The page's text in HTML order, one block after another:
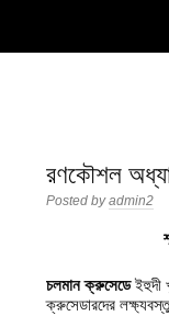
রণকৌশল
Posted byadmin2
চলমান ক্রুসেডেইহুদী
ক্রুসেডারদের